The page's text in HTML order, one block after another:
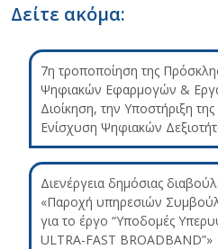
Δείτε ακόμα:
7η τροποποίηση της
Ψηφιακών Εφαρμογών &
Διοίκηση, την Υποστήριξη
Ενίσχυση Ψηφιακών
Διενέργεια δημόσιας
«Παροχή υπηρεσιών
για το έργο “Υποδομές
ULTRA-FAST BROADBAND”»